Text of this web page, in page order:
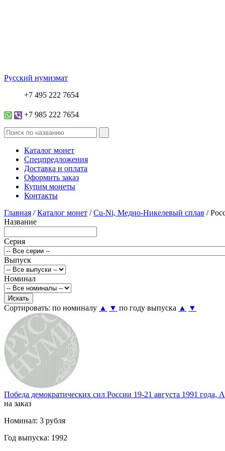
Русский нумизмат
+7 495 222 7654
+7 985 222 7654
Каталог монет
Спецпредложения
Доставка и оплата
Оформить заказ
Купим монеты
Контакты
Главная /Каталог монет /Cu-Ni, Медно-Никелевый сплав /
Название
Серия
Выпуск
Номинал
Сортировать: по номиналу ▲ ▼ по году выпуска ▲ ▼
Победа демократических сил России 19-21 августа 1991 года,
на заказ
Номинал: 3 рубля
Год выпуска: 1992